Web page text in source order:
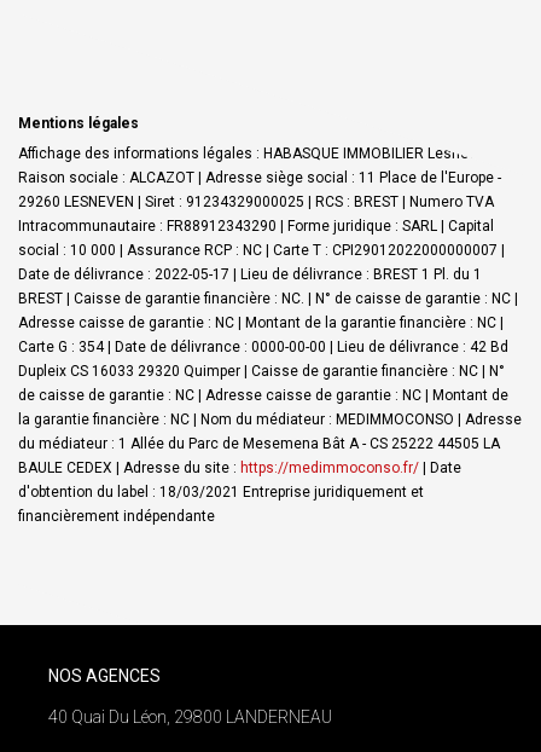
Mentions légales
Affichage des informations légales : HABASQUE IMMOBILIER Lesneven |
Raison sociale : ALCAZOT | Adresse siège social : 11 Place de l'Europe -
29260 LESNEVEN | Siret : 91234329000025 | RCS : BREST | Numero TVA
Intracommunautaire : FR88912343290 | Forme juridique : SARL | Capital
social : 10 000 | Assurance RCP : NC | Carte T : CPI29012022000000007 |
Date de délivrance : 2022-05-17 | Lieu de délivrance : BREST 1 Pl. du 1
BREST | Caisse de garantie financière : NC. | N° de caisse de garantie : NC |
Adresse caisse de garantie : NC | Montant de la garantie financière : NC |
Carte G : 354 | Date de délivrance : 0000-00-00 | Lieu de délivrance : 42 Bd
Dupleix CS 16033 29320 Quimper | Caisse de garantie financière : NC | N°
de caisse de garantie : NC | Adresse caisse de garantie : NC | Montant de
la garantie financière : NC | Nom du médiateur : MEDIMMOCONSO | Adresse
du médiateur : 1 Allée du Parc de Mesemena Bât A - CS 25222 44505 LA
BAULE CEDEX | Adresse du site : https://medimmoconso.fr/ | Date
d'obtention du label : 18/03/2021 Entreprise juridiquement et
financièrement indépendante
NOS AGENCES
40 Quai Du Léon, 29800 LANDERNEAU